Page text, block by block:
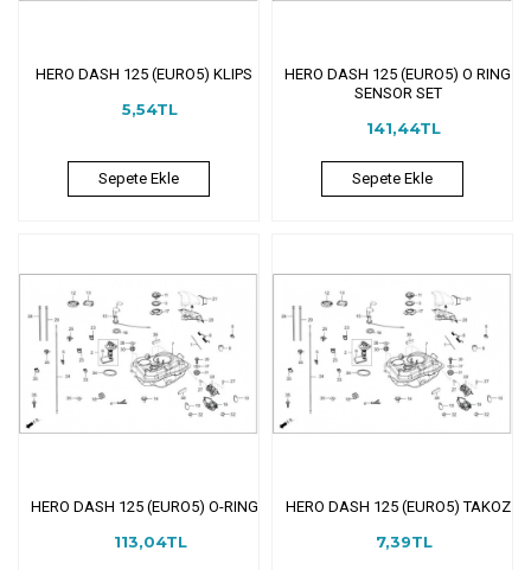
HERO DASH 125 (EURO5) KLIPS
5,54TL
Sepete Ekle
HERO DASH 125 (EURO5) O RING
SENSOR SET
141,44TL
Sepete Ekle
HERO DASH 125 (EURO5) O-RING
113,04TL
HERO DASH 125 (EURO5) TAKOZ
7,39TL